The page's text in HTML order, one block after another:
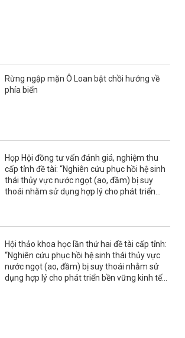
Rừng ngập mặn Ô Loan bật chồi hướng về
phía biển
Họp Hội đồng tư vấn đánh giá, nghiệm thu
cấp tỉnh đề tài: “Nghiên cứu phục hồi hệ sinh
thái thủy vực nước ngọt (ao, đầm) bị suy
thoái nhằm sử dụng hợp lý cho phát triển
Hội thảo khoa học lần thứ hai đề tài cấp tỉnh:
“Nghiên cứu phục hồi hệ sinh thái thủy vực
nước ngọt (ao, đầm) bị suy thoái nhằm sử
dụng hợp lý cho phát triển bền vững kinh tế